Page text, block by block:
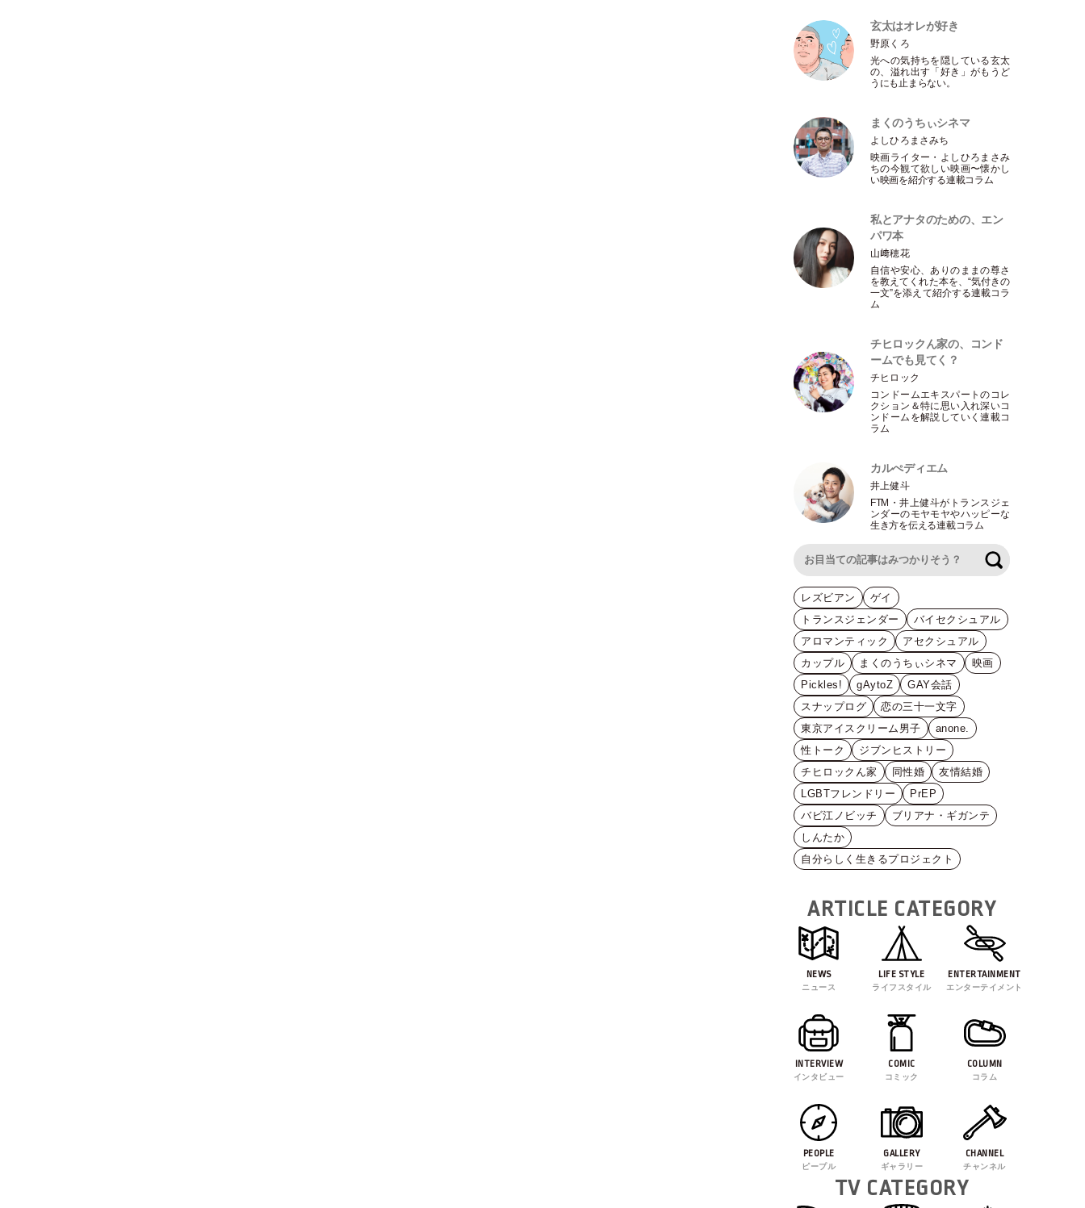
玄太はオレが好き
野原くろ
光への気持ちを隠している玄太
の、溢れ出す 「好き 」がもうど
うにも止まらない。
まくのうちぃシネマ
よしひろまさみち
映画ライター ・ よしひろまさみ
ちの今観て欲しい映画〜懐かし
い映画を紹介する連載コラム
私とアナタのための、エン
パワ本
山﨑穂花
自信や安心、ありのままの尊さ
を教えてくれた本を、“気付きの
一文”を添えて紹介する連載コラ
ム
チヒロックん家の、コンド
ームでも見てく？
チヒロック
コンドームエキスパートのコレ
クション＆特に思い入れ深いコ
ンドームを解説していく連載コ
ラム
カルぺディエム
井上健斗
FTM ・井上健斗がトランスジェ
ンダーのモヤモヤやハッピーな
生き方を伝える連載コラム
レズビアン
ゲイ
トランスジェンダー
バイセクシュアル
アロマンティック
アセクシュアル
カップル
まくのうちぃシネマ
映画
Pickles!
gAytoZ
GAY会話
スナップログ
恋の三十一文字
東京アイスクリーム男子
anone.
性トーク
ジブンヒストリー
チヒロックん家
同性婚
友情結婚
LGBTフレンドリー
PrEP
バビ江ノビッチ
ブリアナ・ギガンテ
しんたか
自分らしく生きるプロジェクト
ARTICLE CATEGORY
NEWS
ニュース
LIFE STYLE
ライフスタイル
ENTERTAINMENT
エンターテイメント
INTERVIEW
インタビュー
COMIC
コミック
COLUMN
コラム
PEOPLE
ピープル
GALLERY
ギャラリー
CHANNEL
チャンネル
TV CATEGORY